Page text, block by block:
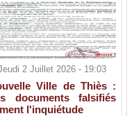
2 Juillet 2026 - 19:03
Ville de Thiès :
documents falsifiés
l'inquiétude